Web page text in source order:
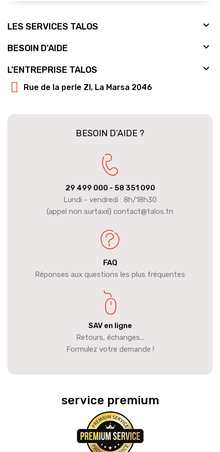
LES SERVICES TALOS 
BESOIN D'AIDE 
L'ENTREPRISE TALOS 
Rue de la perle ZI, La Marsa 2046
BESOIN D’AIDE ?
29 499 000 - 58 351 090
Lundi - vendredi : 8h/18h30
(appel non surtaxé) contact@talos.tn
FAQ
Réponses aux questions les plus fréquentes
SAV en ligne
Retours, échanges...
Formulez votre demande !
service premium